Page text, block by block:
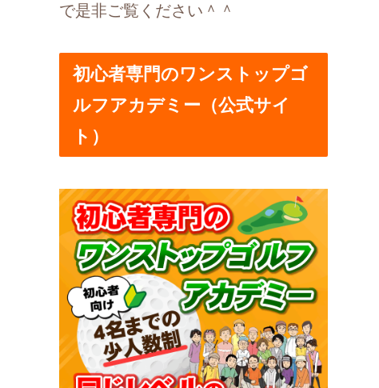
で是非ご覧ください＾＾
初心者専門のワンストップゴ
ルフアカデミー（公式サイ
ト）